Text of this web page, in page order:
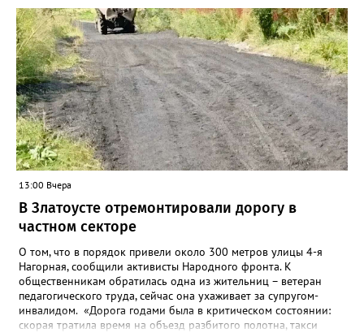
Челябинском УФАС. Антимонопольная служба приняла
решение включить ООО «ПИАЛ» в реестр недобросовестных
поставщиков. В чёрном списке уфимский подрядчик будет два
года.
13:00 Вчера
В Златоусте отремонтировали дорогу в
частном секторе
О том, что в порядок привели около 300 метров улицы 4-я
Нагорная, сообщили активисты Народного фронта. К
общественникам обратилась одна из жительниц – ветеран
педагогического труда, сейчас она ухаживает за супругом-
инвалидом. «Дорога годами была в критическом состоянии:
скорая тратила время на объезд разбитого полотна, такси